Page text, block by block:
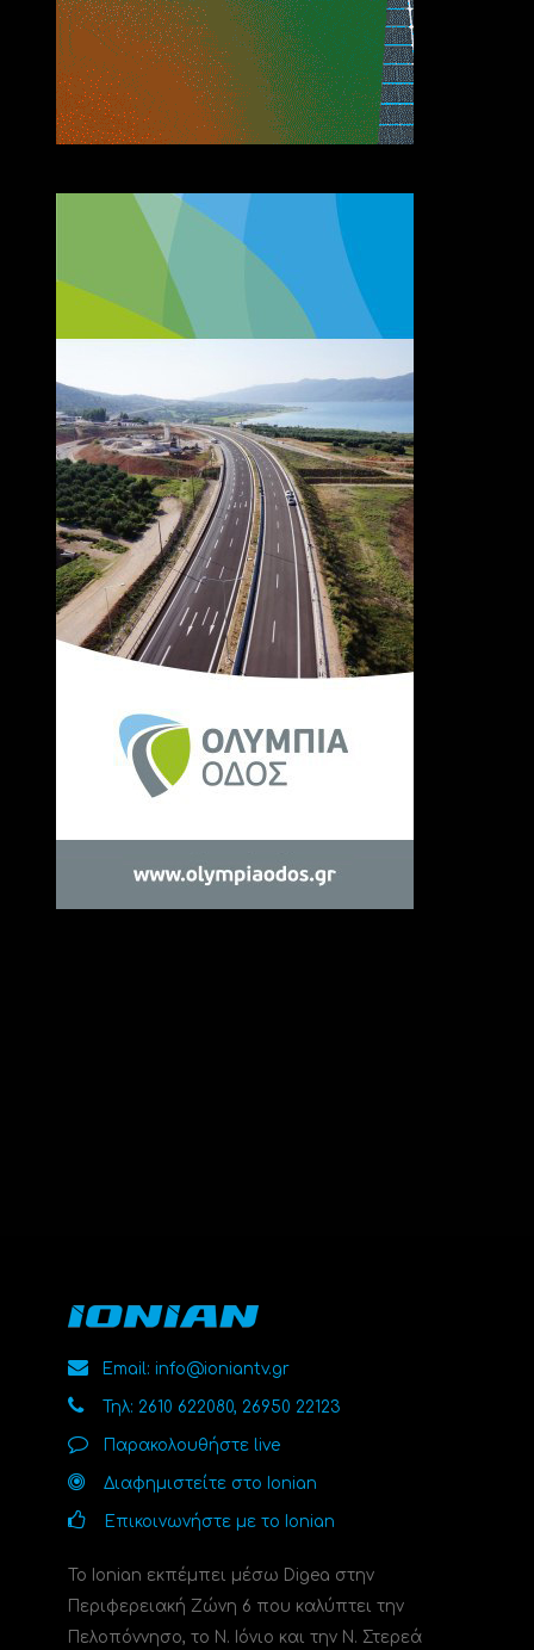
Email: info@ioniantv.gr
Τηλ: 2610 622080, 26950 22123
Παρακολουθήστε live
Διαφημιστείτε στο Ionian
Επικοινωνήστε με το Ionian
Το Ionian εκπέμπει μέσω Digea στην
Περιφερειακή Ζώνη 6 που καλύπτει την
Πελοπόννησο, το N. Ιόνιο και την Ν. Στερεά